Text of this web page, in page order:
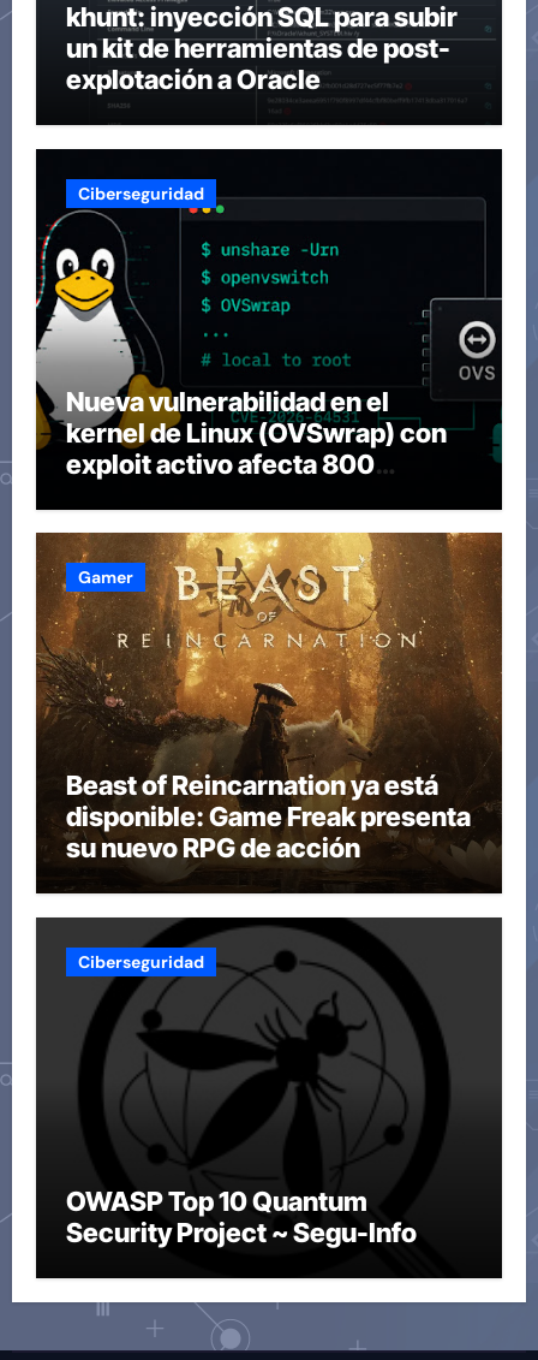
khunt: inyección SQL para subir
un kit de herramientas de post-
explotación a Oracle
Ciberseguridad
Nueva vulnerabilidad en el
kernel de Linux (OVSwrap) con
exploit activo afecta 800
Gamer
Beast of Reincarnation ya está
disponible: Game Freak presenta
su nuevo RPG de acción
Ciberseguridad
OWASP Top 10 Quantum
Security Project ~ Segu-Info